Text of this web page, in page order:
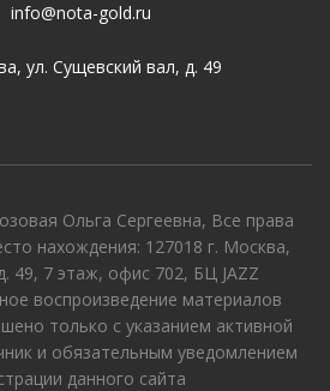
info@nota-gold.ru
ул. Сущевский вал, д. 49
Ольга Сергеевна, Все права
нахождения: 127018 г. Москва,
49, 7 этаж, офис 702, БЦ JAZZ
воспроизведение материалов
только с указанием активной
и обязательным уведомлением
данного сайта